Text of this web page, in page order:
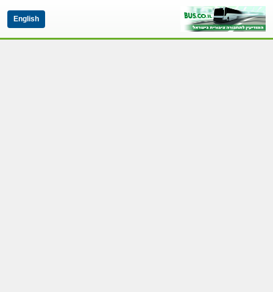
English